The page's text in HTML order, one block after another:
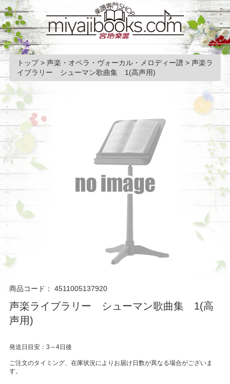
トップ> 声楽・オペラ・ヴォーカル・メロディー譜 > 声楽ラ
イブラリー シューマン歌曲集 1(高声用)
商品コード： 4511005137920
声楽ライブラリー シューマン歌曲集 1(高
声用)
発送日目安：3～4日後
ご注文のタイミング、在庫状況によりお届け日数が異なる場合がございま
す。